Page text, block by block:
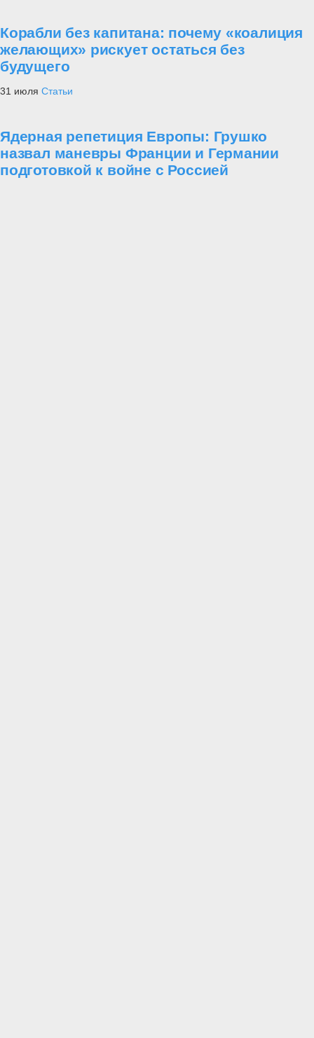
Корабли без капитана: почему «коалиция
желающих» рискует остаться без
будущего
31 июля Статьи
Ядерная репетиция Европы: Грушко
назвал маневры Франции и Германии
подготовкой к войне с Россией